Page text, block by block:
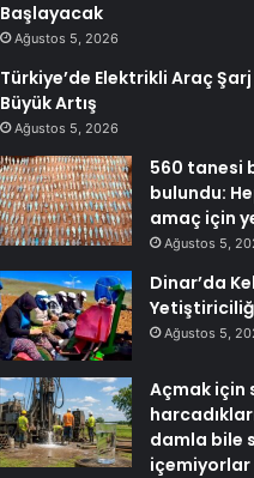
Başlayacak
Ağustos 5, 2026
Türkiye’de Elektrikli Araç
Büyük Artış
Ağustos 5, 2026
560 tanesi
bulundu:
amaç için
Ağustos 5,
Dinar’da
Ağustos 5,
Açmak için
damla bile
içemiyorlar